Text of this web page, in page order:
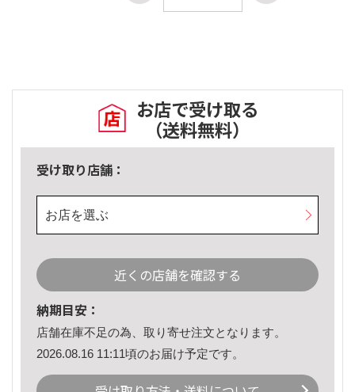
お店で受け取る
（送料無料）
受け取り店舗：
お店を選ぶ
近くの店舗を確認する
納期目安：
店舗在庫不足の為、取り寄せ注文となります。
2026.08.16 11:11頃のお届け予定です。